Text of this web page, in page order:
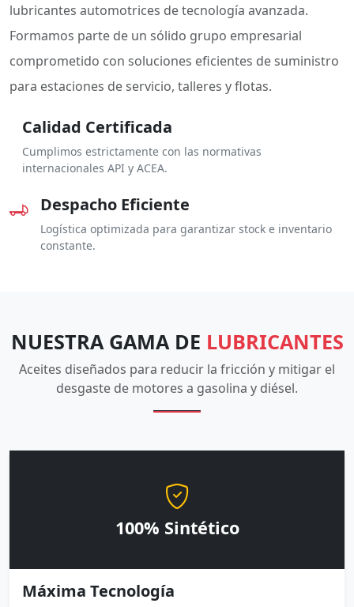
lubricantes automotrices de tecnología avanzada.
Formamos parte de un sólido grupo empresarial
comprometido con soluciones eficientes de suministro
para estaciones de servicio, talleres y flotas.
Calidad Certificada
Cumplimos estrictamente con las normativas
internacionales API y ACEA.
Despacho Eficiente
Logística optimizada para garantizar stock e inventario
constante.
NUESTRA GAMA DE LUBRICANTES
Aceites diseñados para reducir la fricción y mitigar el
desgaste de motores a gasolina y diésel.
100% Sintético
Máxima Tecnología